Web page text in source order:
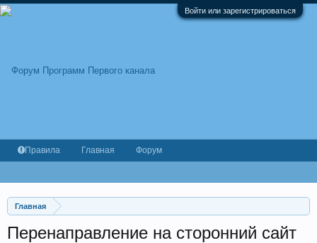
Войти или зарегистрироваться
Главная
Перенаправление на сторонний сайт
Правила Главная Форум